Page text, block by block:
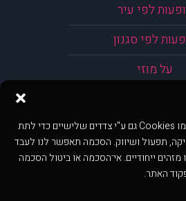
אנו משתמשים בטכנולוגיות כמו Cookies גם ע"י צדדים שלישיים כדי לתת
תפעול ושיווק. הסכמה תאפשר לנו לעבד
מזהים ייחודיים. אי־הסכמה או ביטול הסכמה
האתר.
לפי עיר
לפי סגנון
על מוזי